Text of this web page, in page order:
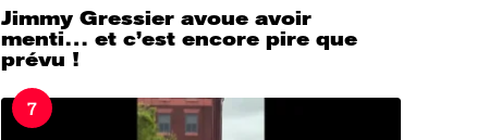
Jimmy Gressier avoue avoir
menti… et c’est encore pire que
prévu !
7